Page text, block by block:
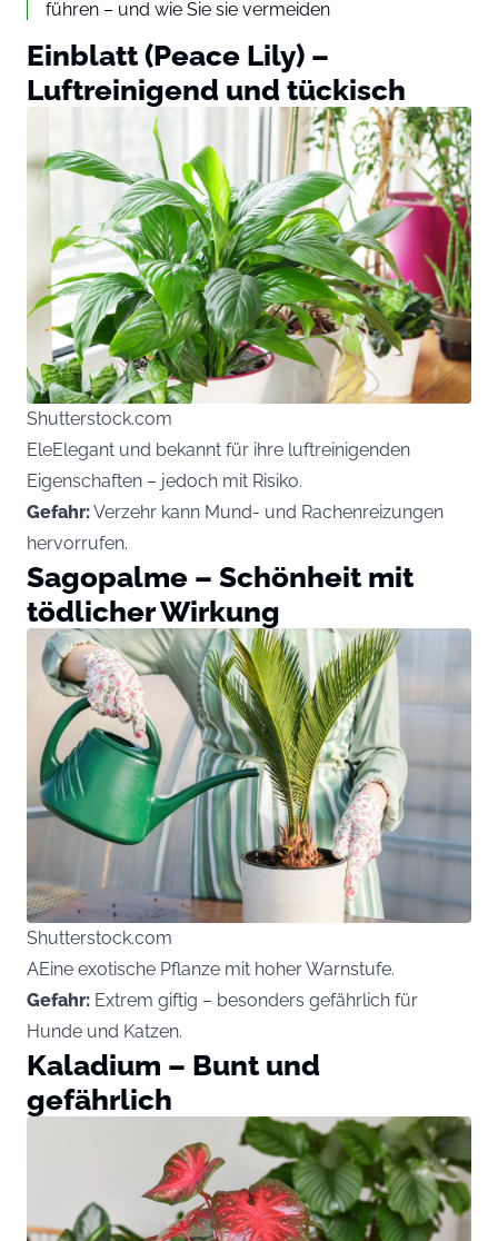
führen – und wie Sie sie vermeiden
Einblatt (Peace Lily) –
Luftreinigend und tückisch
Shutterstock.com
EleElegant und bekannt für ihre luftreinigenden
Eigenschaften – jedoch mit Risiko.
Gefahr:Verzehr kann Mund- und Rachenreizungen
hervorrufen.
Sagopalme – Schönheit mit
tödlicher Wirkung
Shutterstock.com
AEine exotische Pflanze mit hoher Warnstufe.
Gefahr: Extrem giftig – besonders gefährlich für
Hunde und Katzen.
Kaladium – Bunt und
gefährlich